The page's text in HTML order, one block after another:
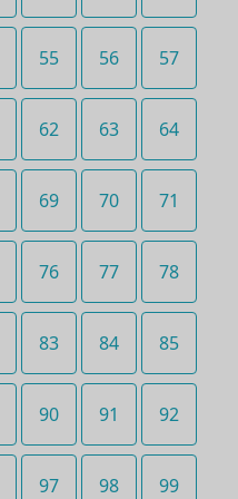
55 56 57
62 63 64
69 70 71
76 77 78
83 84 85
90 91 92
97 98 99